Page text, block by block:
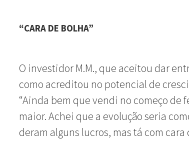
“CARA DE BOLHA”
O investidor M.M., que aceitou dar
como acreditou no potencial de
“Ainda bem que vendi no começo de
maior. Achei que a evolução seria
deram alguns lucros, mas tá com cara